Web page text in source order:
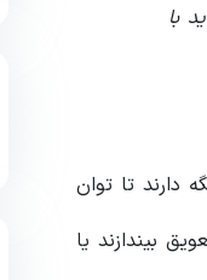
با
دارند تا توان
بیندازند یا